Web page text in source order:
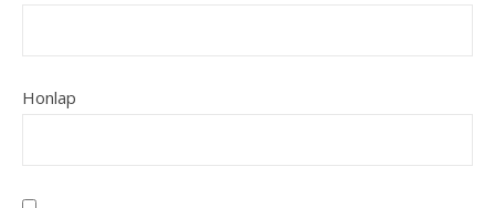
Honlap